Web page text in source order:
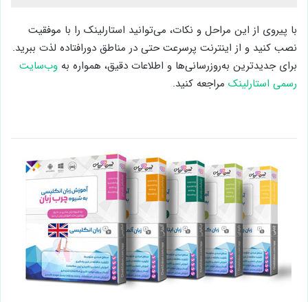
با پیروی از این مراحل و نکات، می‌توانید استارلینک را با موفقیت
نصب کنید و از اینترنت پرسرعت حتی در مناطق دورافتاده لذت ببرید.
برای جدیدترین به‌روزرسانی‌ها و اطلاعات دقیق، همواره به وب‌سایت
رسمی استارلینک مراجعه کنید.